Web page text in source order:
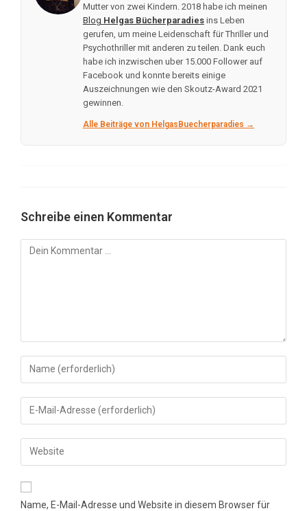
Mutter von zwei Kindern. 2018 habe ich meinen
Blog Helgas Bücherparadiesins Leben
gerufen, um meine Leidenschaft für Thriller und
Psychothriller mit anderen zu teilen. Dank euch
habe ich inzwischen uber 15.000 Follower auf
Facebook und konnte bereits einige
Auszeichnungen wie den Skoutz-Award 2021
gewinnen.
Alle Beiträge von HelgasBuecherparadies →
Schreibe einen Kommentar
Kommentar
Gib
deinen
Namen
oder
zum
Kommentieren
ein
Gib
deine
E-
Mail-
zum
Kommentieren
Gib
deine
Website-
Name, E-Mail-Adresse und Website in diesem Browser für